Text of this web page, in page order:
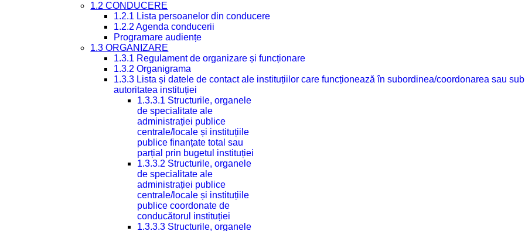
1.2 CONDUCERE
1.2.1 Lista persoanelor din conducere
1.2.2 Agenda conducerii
Programare audiențe
1.3 ORGANIZARE
1.3.1 Regulament de organizare și funcționare
1.3.2 Organigrama
1.3.3 Lista și datele de contact ale instituțiilor care funcționează în subordinea/coordonarea sau sub
autoritatea instituției
1.3.3.1 Structurile, organele
de specialitate ale
administrației publice
centrale/locale și instituțiile
publice finanțate total sau
parțial prin bugetul instituției
1.3.3.2 Structurile, organele
de specialitate ale
administrației publice
centrale/locale și instituțiile
publice coordonate de
conducătorul instituției
1.3.3.3 Structurile, organele